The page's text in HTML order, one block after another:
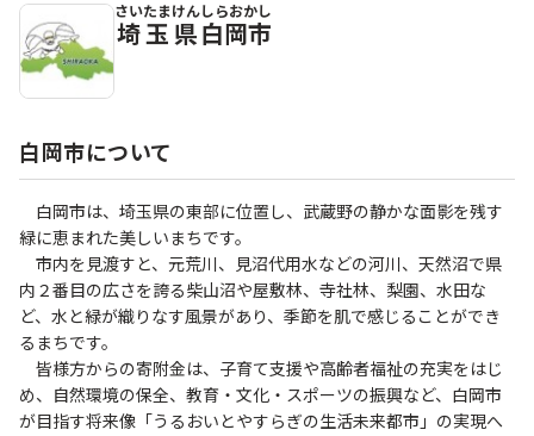
白岡市のふるさと納税返礼品一覧
埼玉県
さいたまけん
白岡市
しらおかし
白岡市について
白岡市は、埼玉県の東部に位置し、武蔵野の静かな面影を残す
緑に恵まれた美しいまちです。
市内を見渡すと、元荒川、見沼代用水などの河川、天然沼で県
内２番目の広さを誇る柴山沼や屋敷林、寺社林、梨園、水田な
ど、水と緑が織りなす風景があり、季節を肌で感じることができ
るまちです。
皆様方からの寄附金は、子育て支援や高齢者福祉の充実をはじ
め、自然環境の保全、教育・文化・スポーツの振興など、白岡市
が目指す将来像「うるおいとやすらぎの生活未来都市」の実現へ